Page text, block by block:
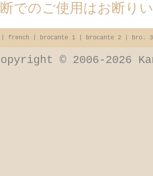
断でのご使用はお断り
french brocante 1 brocante 2 bro. 3
© 2006-2026